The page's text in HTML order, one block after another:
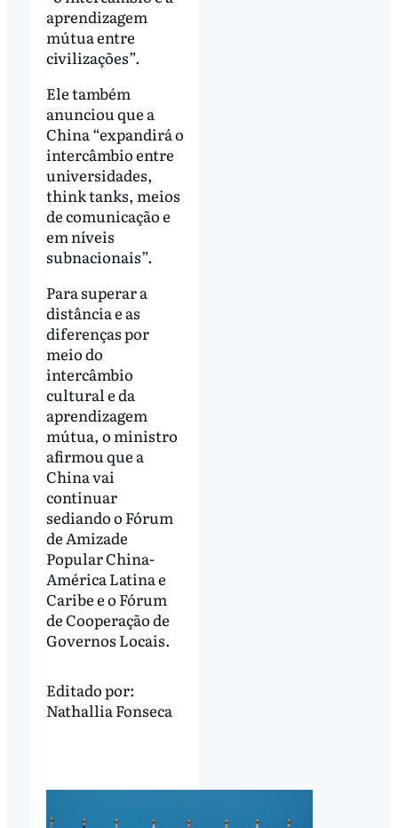
aprendizagem
mútua entre
civilizações”.
Ele também
anunciou que a
China “expandirá o
intercâmbio entre
universidades,
think tanks, meios
de comunicação e
em níveis
subnacionais”.
Para superar a
distância e as
diferenças por
meio do
intercâmbio
cultural e da
aprendizagem
mútua, o ministro
afirmou que a
China vai
continuar
sediando o Fórum
de Amizade
Popular China-
América Latina e
Caribe e o Fórum
de Cooperação de
Governos Locais.
Editado por:
Nathallia Fonseca